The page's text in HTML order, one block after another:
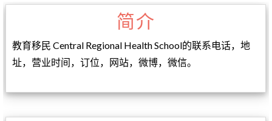
简介
教育移民 Central Regional Health School的联系电话，地
址，营业时间，订位，网站，微博，微信。